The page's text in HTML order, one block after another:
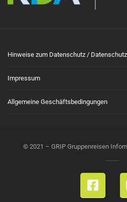
Hinweise zum Datenschutz /
Impressum
Allgemeine Geschäftsbedingungen
© 2021 – GRIP Gruppenreisen